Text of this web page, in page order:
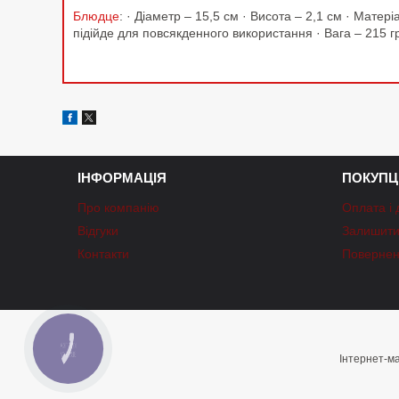
Блюдце: · Діаметр – 15,5 см · Висота – 2,1 см ·
підійде для повсякденного використання · Вага – 215
ІНФОРМАЦІЯ
Про компанію
Відгуки
Контакти
Оплата і
Залишити
КНОПКА
ЗВ'ЯЗКУ